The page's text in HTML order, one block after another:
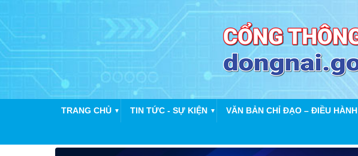
TRANG CHỦ ▼ TIN TỨC - SỰ KIỆN ▼ VĂN BẢN CHỈ ĐẠO – ĐIỀU HÀNH